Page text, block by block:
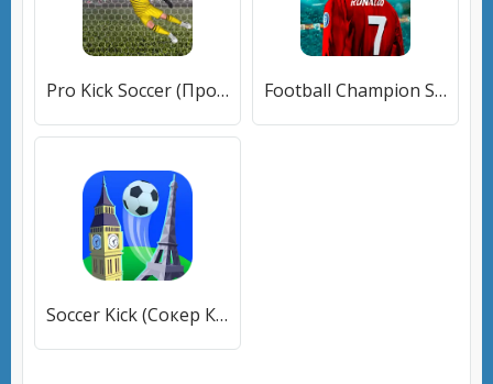
Pro Kick Soccer (Про Кик Сокер) [МОД Mega Pack] APK Android Football Champion Soccer Kick (Футбольный чемпион удар по мячу) [МОД Все открыто] APK Android
Soccer Kick (Сокер Кик) [МОД Mega Pack] APK Android